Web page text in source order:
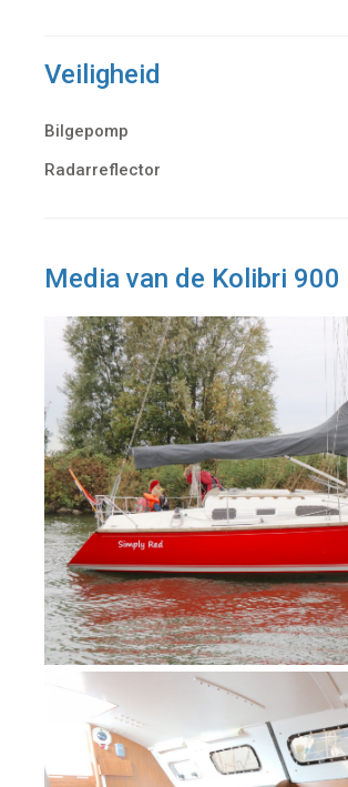
Veiligheid
Bilgepomp
Radarreflector
Media van de Kolibri 900